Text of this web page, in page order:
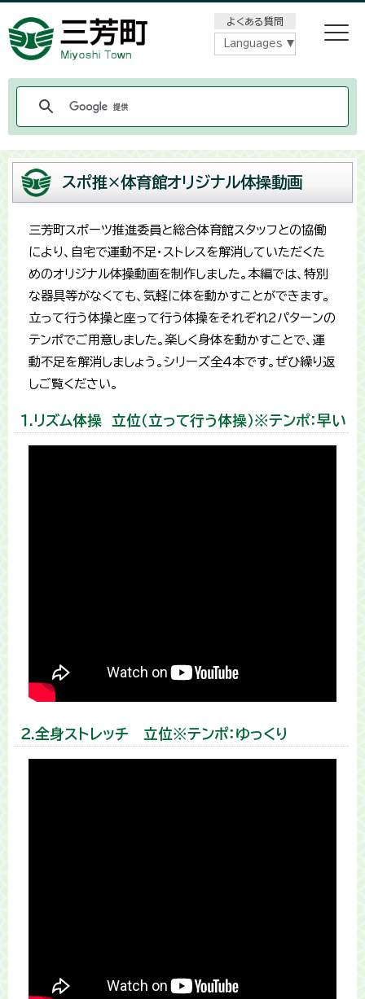
よくある質問
Languages
スポ推×体育館オリジナル体操動画
三芳町スポーツ推進委員と総合体育館スタッフとの協働
により、自宅で運動不足・ストレスを解消していただくた
めのオリジナル体操動画を制作しました。本編では、特別
な器具等がなくても、気軽に体を動かすことができます。
立って行う体操と座って行う体操をそれぞれ2パターンの
テンポでご用意しました。楽しく身体を動かすことで、運
動不足を解消しましょう。シリーズ全4本です。ぜひ繰り返
しご覧ください。
１.リズム体操 立位（立って行う体操）※テンポ：早い
２.全身ストレッチ 立位※テンポ：ゆっくり